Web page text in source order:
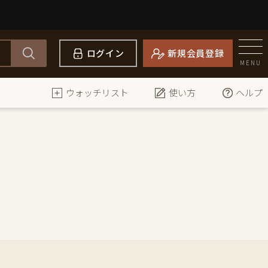
ログイン 新規会員登録
MENU
ウォッチリスト 使い方 ヘルプ